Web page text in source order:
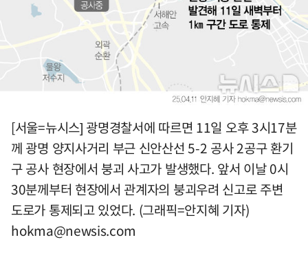
[서울=뉴시스] 광명경찰서에 따르면 11일 오후 3시17분
께 광명 양지사거리 부근 신안산선 5-2 공사 2공구 환기
구 공사 현장에서 붕괴 사고가 발생했다. 앞서 이날 0시
30분께부터 현장에서 관계자의 붕괴우려 신고로 주변
도로가 통제되고 있었다. (그래픽=안지혜 기자)
hokma@newsis.com